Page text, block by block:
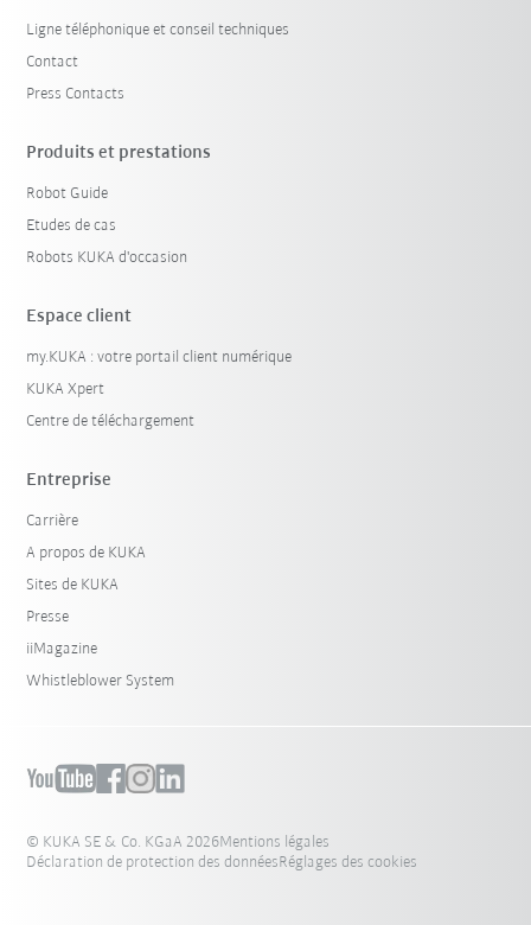
Ligne téléphonique et conseil techniques
Contact
Press Contacts
Produits et prestations
Robot Guide
Etudes de cas
Robots KUKA d'occasion
Espace client
my.KUKA : votre portail client numérique
KUKA Xpert
Centre de téléchargement
Entreprise
Carrière
A propos de KUKA
Sites de KUKA
Presse
iiMagazine
Whistleblower System
© KUKA SE & Co. KGaA 2026Mentions légales
Déclaration de protection des donnéesRéglages des cookies